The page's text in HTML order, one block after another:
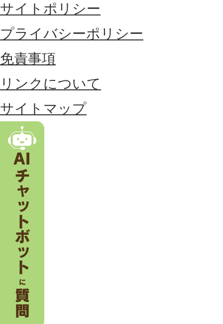
部
に
置
す
る
市
。
サイトポリシー
プライバシーポリシー
免責事項
リンクについて
サイトマップ